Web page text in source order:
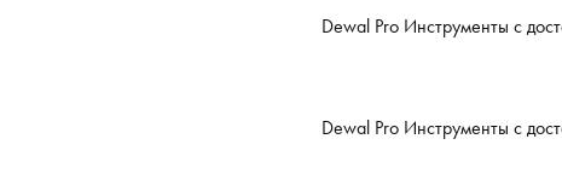
Dewal Pro Инструменты с
Dewal Pro Инструменты с